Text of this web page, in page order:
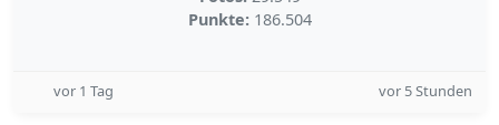
Punkte: 186.504
vor 1 Tag vor 5 Stunden